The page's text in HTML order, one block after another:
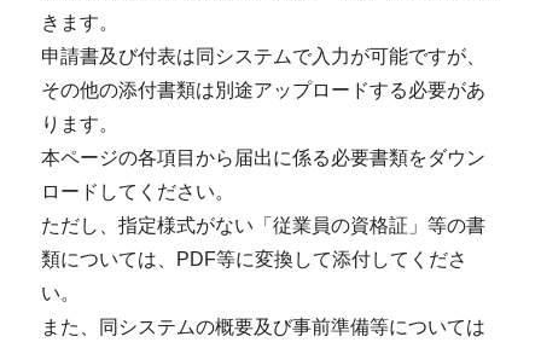
きます。
申請書及び付表は同システムで入力が可能ですが、
その他の添付書類は別途アップロードする必要があ
ります。
本ページの各項目から届出に係る必要書類をダウン
ロードしてください。
ただし、指定様式がない「従業員の資格証」等の書
類については、PDF等に変換して添付してくださ
い。
また、同システムの概要及び事前準備等については